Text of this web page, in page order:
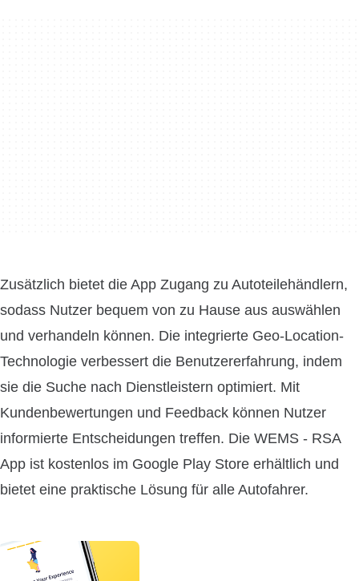
Zusätzlich bietet die App Zugang zu Autoteilehändlern,
sodass Nutzer bequem von zu Hause aus auswählen
und verhandeln können. Die integrierte Geo-Location-
Technologie verbessert die Benutzererfahrung, indem
sie die Suche nach Dienstleistern optimiert. Mit
Kundenbewertungen und Feedback können Nutzer
informierte Entscheidungen treffen. Die WEMS - RSA
App ist kostenlos im Google Play Store erhältlich und
bietet eine praktische Lösung für alle Autofahrer.